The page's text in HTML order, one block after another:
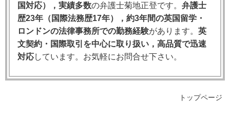
Anticipatory Repudiatory Breachの核心
▸ 履行期前の時点で成立する「先取り的な契約違
反」
▸ 被害当事者は履行期を待たずに即座に解除権・損
国対応），実績多数の弁護士菊地正登です。 弁護士
歴23年（国際法務歴17年），約3年間の英国留学・
ロンドンの法律事務所での勤務経験があります。 英
文契約・国際取引を中心に取り扱い，高品質で迅速
対応しています。お気軽にお問合せ下さい。
トップページ